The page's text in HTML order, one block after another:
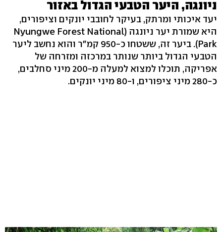
ניונגה, היער הטבעי הגדול באזור
יעד איכותי ומרתק, בעיקר לחובבי יונקים וציפורים,
היא שמורת יער ניונגה (Nyungwe Forest National
Park). ביער זה, ששטחו כ-950 קמ"ר והוא נחשב ליער
הטבעי הגדול ביותר שנותר במרכזה ומזרחה של
אפריקה, תוכלו למצוא למעלה מ-200 מיני סחלבים,
כ-280 מיני ציפורים, ו-80 מיני יונקים.